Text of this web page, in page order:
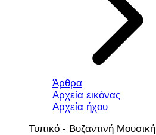
Άρθρα
Αρχεία εικόνας
Αρχεία ήχου
Τυπικό - Βυζαντινή Μουσική